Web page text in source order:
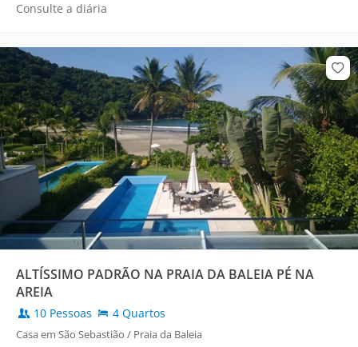
Consulte a diária
ALTÍSSIMO PADRÃO NA PRAIA DA BALEIA PÉ NA
AREIA
10 Pessoas 4 Quartos
Casa em São Sebastião / Praia da Baleia